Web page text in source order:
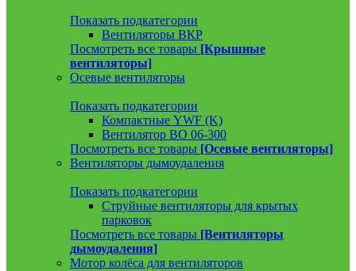
Показать подкатегории
Вентиляторы ВКР
Посмотреть все товары [Крышные
вентиляторы]
Осевые вентиляторы
Показать подкатегории
Компактные YWF (K)
Вентилятор ВО 06-300
Посмотреть все товары [Осевые вентиляторы]
Вентиляторы дымоудаления
Показать подкатегории
Струйные вентиляторы для крытых
парковок
Посмотреть все товары [Вентиляторы
дымоудаления]
Мотор колёса для вентиляторов